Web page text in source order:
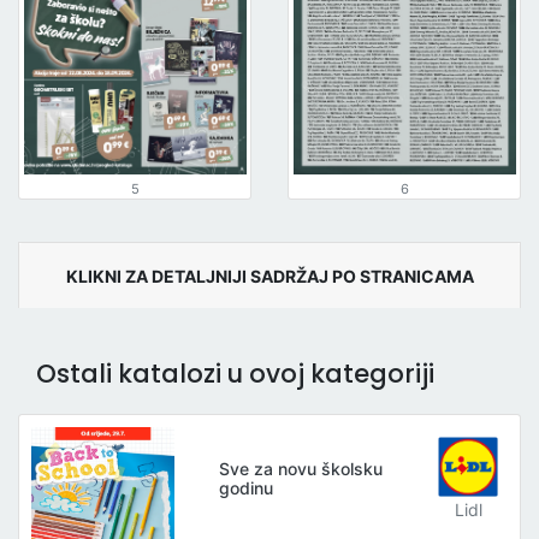
5 6
KLIKNI ZA DETALJNIJI SADRŽAJ PO STRANICAMA
Ostali katalozi u ovoj kategoriji
Sve za novu školsku
godinu
Lidl